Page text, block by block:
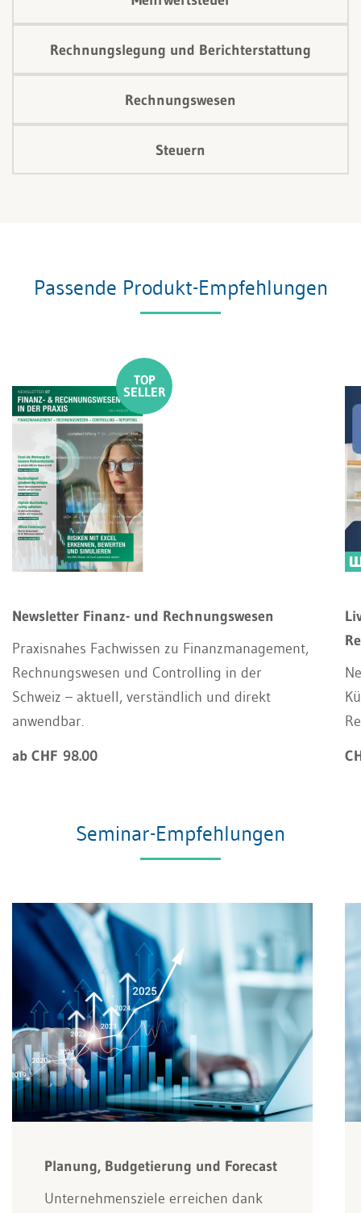
Rechnungslegung und Berichterstattung
Rechnungswesen
Steuern
Passende Produkt-Empfehlungen
Newsletter Finanz- und Rechnungswesen
Praxisnahes Fachwissen zu Finanzmanagement,
Rechnungswesen und Controlling in der
Schweiz – aktuell, verständlich und direkt
anwendbar.
ab CHF 98.00
Seminar-Empfehlungen
Planung, Budgetierung und Forecast
Unternehmensziele erreichen dank